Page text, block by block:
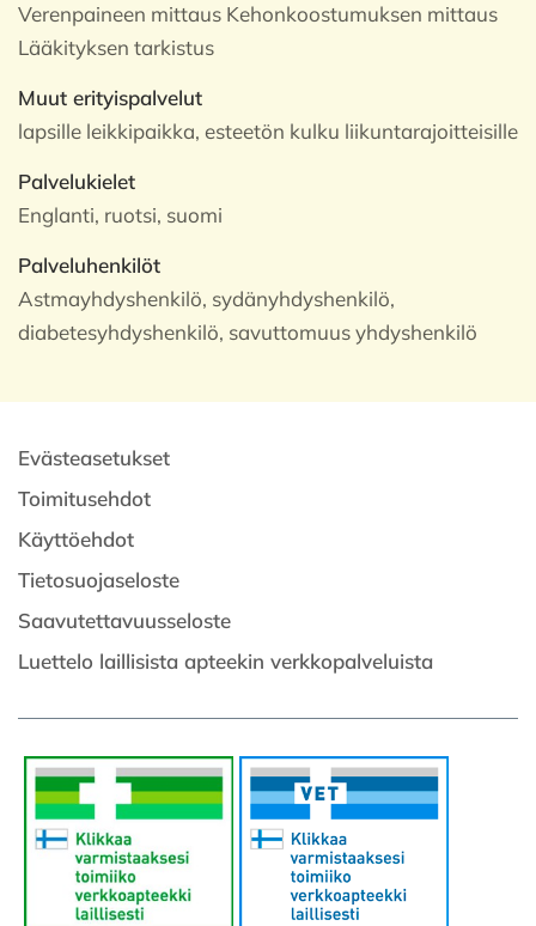
Verenpaineen mittaus Kehonkoostumuksen mittaus
Lääkityksen tarkistus
Muut erityispalvelut
lapsille leikkipaikka, esteetön kulku liikuntarajoitteisille
Palvelukielet
Englanti, ruotsi, suomi
Palveluhenkilöt
Astmayhdyshenkilö, sydänyhdyshenkilö,
diabetesyhdyshenkilö, savuttomuus yhdyshenkilö
Evästeasetukset
Toimitusehdot
Käyttöehdot
Tietosuojaseloste
Saavutettavuusseloste
Luettelo laillisista apteekin verkkopalveluista